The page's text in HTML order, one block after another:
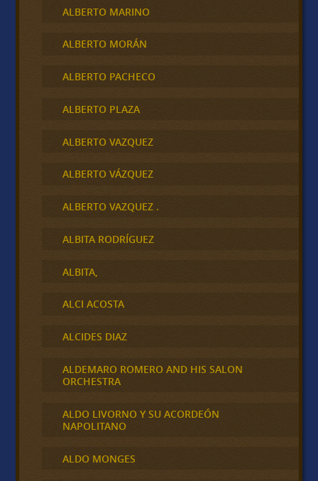
ALBERTO MARINO
ALBERTO MORÁN
ALBERTO PACHECO
ALBERTO PLAZA
ALBERTO VAZQUEZ
ALBERTO VÁZQUEZ
ALBERTO VAZQUEZ .
ALBITA RODRÍGUEZ
ALBITA,
ALCI ACOSTA
ALCIDES DIAZ
ALDEMARO ROMERO AND HIS SALON
ORCHESTRA
ALDO LIVORNO Y SU ACORDEÓN
NAPOLITANO
ALDO MONGES